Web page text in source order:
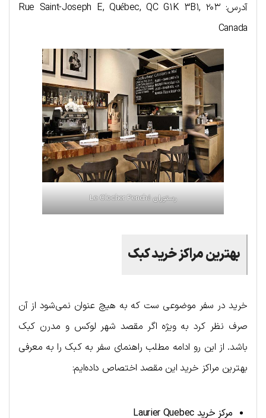
آدرس: ۲۰۳ Rue Saint-Joseph E, Québec, QC G1K 3B1,
Canada
رستوران Le Clocher Penché
بهترین مراکز خرید کبک
خرید در سفر موضوعی ست که به هیچ عنوان نمی‌شود از آن
صرف نظر کرد به ویژه اگر مقصد شهر لوکس و مدرن کبک
باشد. از این رو ادامه مطلب راهنمای سفر به کبک را به معرفی
بهترین مراکز خرید این مقصد اختصاص داده‌ایم:
مرکز خرید Laurier Quebec